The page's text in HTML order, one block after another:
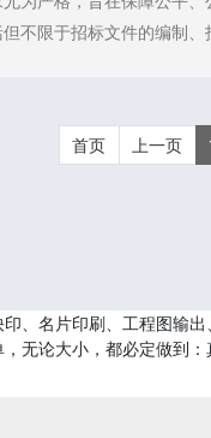
不限于招标文件的编制、
首页 上一页
、名片印刷、工程图输
无论大小，都必定做到：